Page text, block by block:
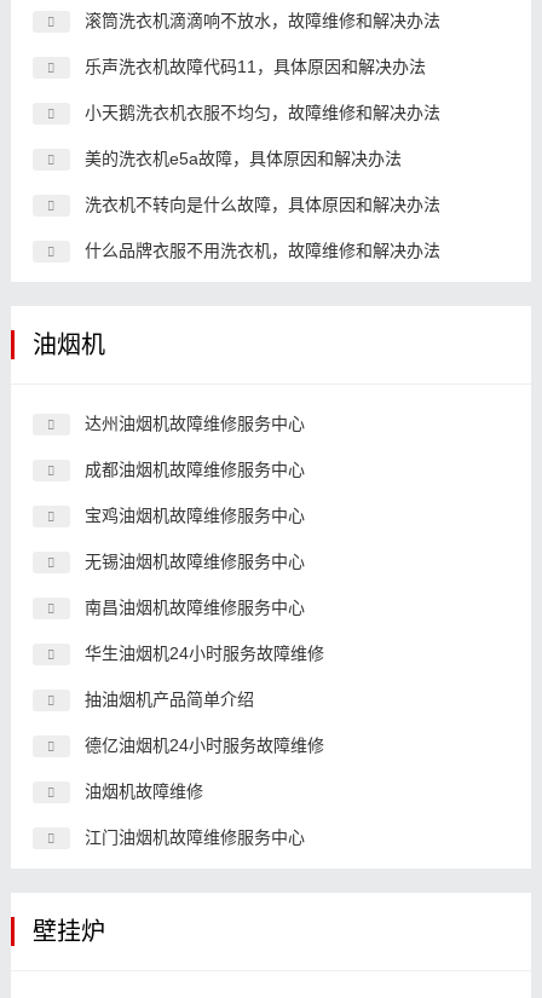
滚筒洗衣机滴滴响不放水，故障维修和解决办法
乐声洗衣机故障代码11，具体原因和解决办法
小天鹅洗衣机衣服不均匀，故障维修和解决办法
美的洗衣机e5a故障，具体原因和解决办法
洗衣机不转向是什么故障，具体原因和解决办法
什么品牌衣服不用洗衣机，故障维修和解决办法
油烟机
达州油烟机故障维修服务中心
成都油烟机故障维修服务中心
宝鸡油烟机故障维修服务中心
无锡油烟机故障维修服务中心
南昌油烟机故障维修服务中心
华生油烟机24小时服务故障维修
抽油烟机产品简单介绍
德亿油烟机24小时服务故障维修
油烟机故障维修
江门油烟机故障维修服务中心
壁挂炉